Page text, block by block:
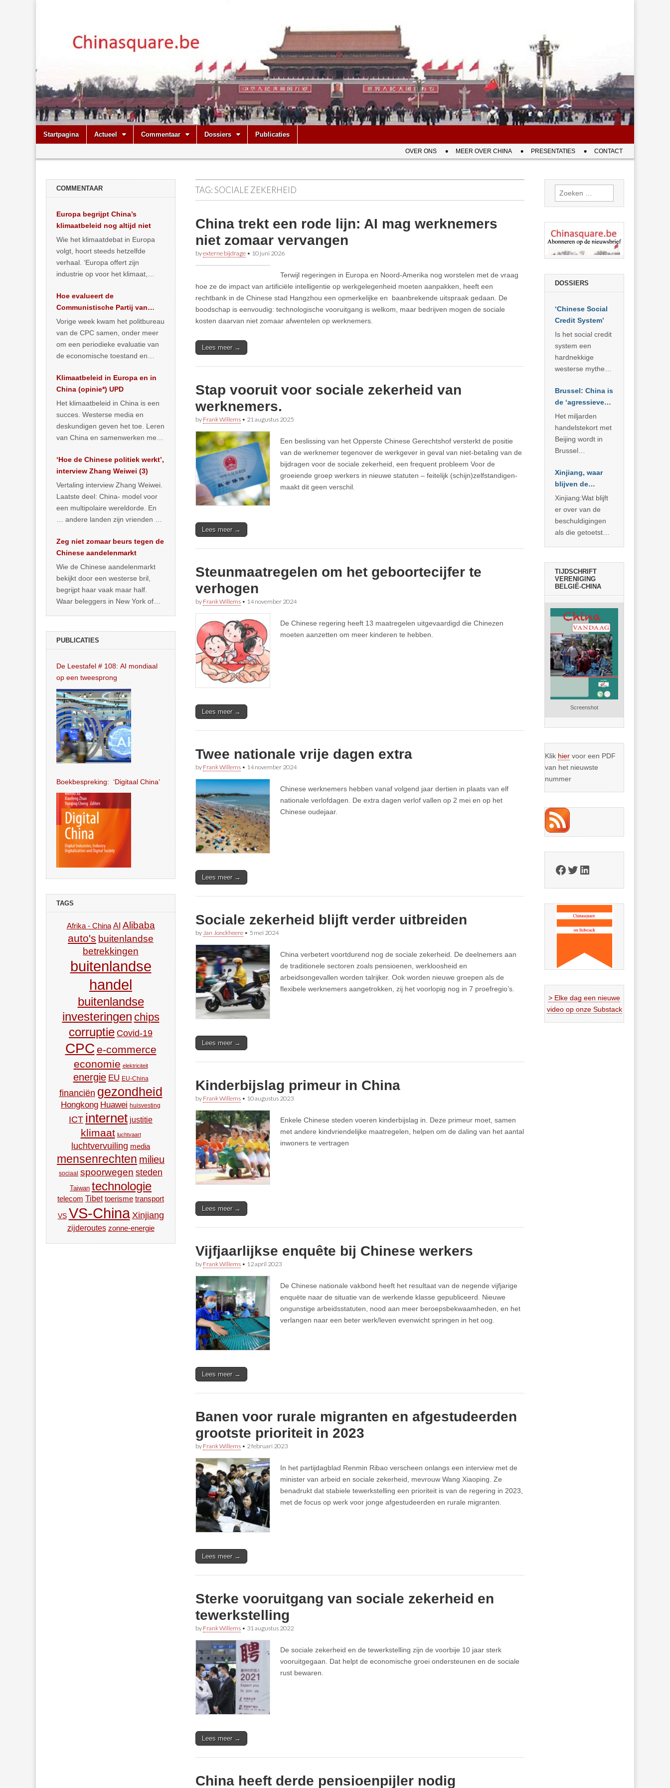
Chinasquare.be
Main
menu
Skip
Startpagina Actueel Commentaar Dossiers Publicaties
menu
OVER ONS MEER OVER CHINA PRESENTATIES CONTACT
TAG:SOCIALE ZEKERHEID
China trekt een rode lijn: AI mag werknemers
niet zomaar vervangen
byexterne bijdrage • 10 juni 2026
Terwijl regeringen in Europa en Noord-Amerika nog worstelen met de vraag
hoe ze de impact van artificiële intelligentie op werkgelegenheid moeten aanpakken, heeft een
rechtbank in de Chinese stad Hangzhou een opmerkelijke en baanbrekende uitspraak gedaan. De
boodschap is eenvoudig: technologische vooruitgang is welkom, maar bedrijven mogen de sociale
kosten daarvan niet zomaar afwentelen op werknemers.
Lees meer →
Stap vooruit voor sociale zekerheid van
werknemers.
by Frank Willems • 21 augustus 2025
Een beslissing van het Opperste Chinese Gerechtshof versterkt de positie
van de werknemer tegenover de werkgever in geval van niet-betaling van de
bijdragen voor de sociale zekerheid, een frequent probleem Voor de
groeiende groep werkers in nieuwe statuten – feitelijk (schijn)zelfstandigen-
maakt dit geen verschil.
Lees meer →
Steunmaatregelen om het geboortecijfer te
verhogen
by Frank Willems • 14 november 2024
De Chinese regering heeft 13 maatregelen uitgevaardigd die Chinezen
moeten aanzetten om meer kinderen te hebben.
Lees meer →
Twee nationale vrije dagen extra
by Frank Willems • 14 november 2024
Chinese werknemers hebben vanaf volgend jaar dertien in plaats van elf
nationale verlofdagen. De extra dagen verlof vallen op 2 mei en op het
Chinese oudejaar.
Lees meer →
Sociale zekerheid blijft verder uitbreiden
by Jan Jonckheere • 5 mei 2024
China verbetert voortdurend nog de sociale zekerheid. De deelnemers aan
de traditionele sectoren zoals pensioenen, werkloosheid en
arbeidsongevallen worden talrijker. Ook worden nieuwe groepen als de
flexibele werknemers aangetrokken, zij het voorlopig nog in 7 proefregio’s.
Lees meer →
Kinderbijslag primeur in China
by Frank Willems • 10 augustus 2023
Enkele Chinese steden voeren kinderbijslag in. Deze primeur moet, samen
met andere kindvriendelijke maatregelen, helpen om de daling van het aantal
inwoners te vertragen
Lees meer →
Vijfjaarlijkse enquête bij Chinese werkers
by Frank Willems • 12 april 2023
De Chinese nationale vakbond heeft het resultaat van de negende vijfjarige
enquëte naar de situatie van de werkende klasse gepubliceerd. Nieuwe
ongunstige arbeidsstatuten, nood aan meer beroepsbekwaamheden, en het
verlangen naar een beter werk/leven evenwicht springen in het oog.
Lees meer →
Banen voor rurale migranten en afgestudeerden
grootste prioriteit in 2023
by Frank Willems • 2 februari 2023
In het partijdagblad Renmin Ribao verscheen onlangs een interview met de
minister van arbeid en sociale zekerheid, mevrouw Wang Xiaoping. Ze
benadrukt dat stabiele tewerkstelling een prioriteit is van de regering in 2023,
met de focus op werk voor jonge afgestudeerden en rurale migranten.
Lees meer →
Sterke vooruitgang van sociale zekerheid en
tewerkstelling
by Frank Willems • 31 augustus 2022
De sociale zekerheid en de tewerkstelling zijn de voorbije 10 jaar sterk
vooruitgegaan. Dat helpt de economische groei ondersteunen en de sociale
rust bewaren.
Lees meer →
China heeft derde pensioenpijler nodig
COMMENTAAR
Europa begrijpt China’s
klimaatbeleid nog altijd niet
Wie het klimaatdebat in Europa
volgt, hoort steeds hetzelfde
verhaal. ‘Europa offert zijn
industrie op voor het klimaat,
vergroening… >> lees meer
Hoe evalueert de
Communistische Partij van
China de economische
toestand?
Vorige week kwam het politbureau
van de CPC samen, onder meer
om een periodieke evaluatie van
de economische toestand en
publiceerden… >> lees meer
Klimaatbeleid in Europa en in
China (opinie*) UPD
Het klimaatbeleid in China is een
succes. Westerse media en
deskundigen geven het toe. Leren
van China en samenwerken met
… >> lees meer
‘Hoe de Chinese politiek werkt’,
interview Zhang Weiwei (3)
Vertaling interview Zhang Weiwei.
Laatste deel: China- model voor
een multipolaire wereldorde. En
… andere landen zijn vrienden of
Zeg niet zomaar beurs tegen de
Chinese aandelenmarkt
Wie de Chinese aandelenmarkt
bekijkt door een westerse bril,
begrijpt haar vaak maar half.
Waar beleggers in New York of
PUBLICATIES
De Leestafel # 108: AI mondiaal
op een tweesprong
Boekbespreking: ‘Digitaal China’
TAGS
Afrika - China AI Alibaba
auto's buitenlandse
betrekkingen
buitenlandse
handel
buitenlandse
investeringen chips
corruptie Covid-19
CPC e-commerce
economie elektriciteit
energie EU EU-China
financiën gezondheid
Hongkong Huawei huisvesting
ICT internet justitie
klimaat luchtvaart
luchtvervuiling media
mensenrechten milieu
sociaal spoorwegen steden
Taiwan technologie
telecom Tibet toerisme transport
VS VS-China Xinjiang
zijderoutes zonne-energie
Zoeken
naar:
DOSSIERS
‘Chinese Social
Credit System’
Is het social credit
system een
hardnekkige
westerse mythe of
realiteit in China?
Brussel: China is
de ‘agressieve
schuldige’
Het miljarden
handelstekort met
Beijing wordt in
Brussel
bewijs van
economische
agressie. In
werkelijkheid
verhult die
spectaculaire
achterstand die
… >> lees meer
Xinjiang, waar
blijven de
bewijzen?
Xinjiang:Wat blijft
er over van de
beschuldigingen
als die getoetst
TIJDSCHRIFT
VERENIGING
BELGIË-CHINA
Screenshot
Klik hier voor een PDF
van het nieuwste
nummer
Facebook
Twitter
LinkedIn
> Elke dag een nieuwe
video op onze Substack